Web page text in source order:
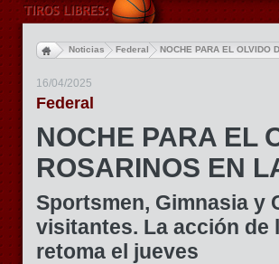
Noticias Federal NOCHE PARA EL OLVIDO
16/04/2025
Federal
NOCHE PARA EL
ROSARINOS EN
Sportsmen, Gimnasia y
visitantes. La acción de
retoma el jueves